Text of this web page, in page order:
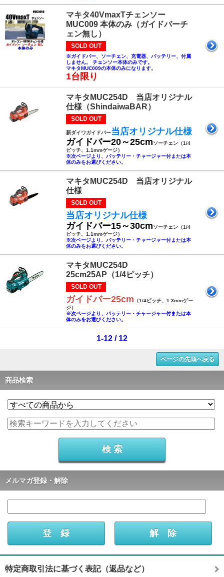
マキタ40VmaxTチェンソー
MUC009 本体のみ（ガイドバーチ
ェン無し）
SOLD OUT
※ガイドバー、ソーチェン、充電器、バッテリー、付属
しません。 チェンソー本体のみです。
マキタMUC009の本体のみになります。
1台限り
マキタMUC254D 当店オリジナル
仕様（ShindaiwaBAR）
SOLD OUT
新ダイワガイドバー当店オリジナル仕様
ガイドバー20～25cmソーチェン（1/4
ピッチ、1.1mmゲージ）
※次ページより、バッテリー・チャージャー付または本
体のみをお選びください。
マキタMUC254D 当店オリジナル
仕様
SOLD OUT
当店オリジナル仕様
ガイドバー15～30cmソーチェン（1/4
ピッチ、1.1mmゲージ）
※次ページより、バッテリー・チャージャー付または本
体のみをお選びください。
マキタMUC254D
25cm25AP（1/4ピッチ）
SOLD OUT
ガイドバー25cm （1/4ピッチ、1.3mmゲー
ジ）
※次ページより、バッテリー・チャージャー付または本
体のみをお選びください。
1-12 / 12
ページの先頭へ戻る
商品検索
メルマガ登録・解除
特定商取引法に基づく表記（返品など）